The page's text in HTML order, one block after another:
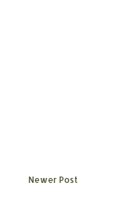
Newer Post